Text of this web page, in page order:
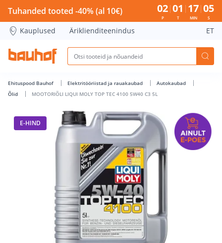
MOOTORIÕLI LIQUI MOLY TOP TEC 4100 5W40 C3 5L -
Tuhanded tooted -40% (al 10€) 02
P
01
T
17
MIN
04
S
Kauplused Äriklienditeenindus ET
Ehituspood Bauhof Elektritööriistad ja rauakaubad
Autokaubad
Õlid
MOOTORIÕLI LIQUI MOLY TOP TEC 4100 5W40 C3 5L
E-HIND